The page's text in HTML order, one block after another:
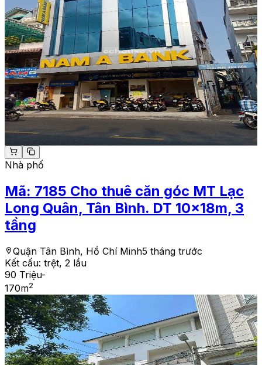
Nhà phố
Mã: 7185 Cho thuê căn góc MT Lạc
Long Quân, Tân Bình. DT 10x18m, 3
tầng
Quận Tân Bình, Hồ Chí Minh5 tháng trước
Kết cấu: trệt, 2 lầu
90 Triệu-
170m2